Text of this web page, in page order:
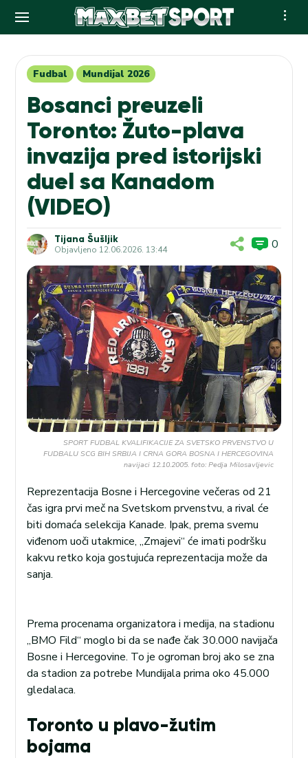
contentFudbal Mundijal 2026
Bosanci preuzeli
Toronto: Žuto-plava
invazija pred istorijski
duel sa Kanadom
(VIDEO)
Tijana Šušljik
Objavljeno 12.06.2026. 13:44 0
SPORT FUDBAL KVALIFIKACIJE ZA SVETSKO PRVENSTVO U
FUDBALU SCG BIH SRBIJA I CRNA GORA BOSNA I HERCEGOVINA
navijaci 12.10.2005. foto: Pedja Milosavljevic
Reprezentacija Bosne i Hercegovine večeras od 21
čas igra prvi meč na Svetskom prvenstvu, a rival će
biti domaća selekcija Kanade. Ipak, prema svemu
viđenom uoči utakmice, „Zmajevi“ će imati podršku
kakvu retko koja gostujuća reprezentacija može da
sanja.
Prema procenama organizatora i medija, na stadionu
„BMO Fild“ moglo bi da se nađe čak 30.000 navijača
Bosne i Hercegovine. To je ogroman broj ako se zna
da stadion za potrebe Mundijala prima oko 45.000
gledalaca.
Toronto u plavo-žutim
bojama